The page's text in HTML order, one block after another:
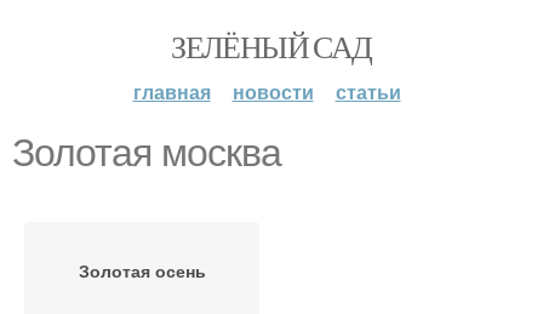
ЗЕЛЁНЫЙ САД
главная новости статьи
Золотая москва
Золотая осень